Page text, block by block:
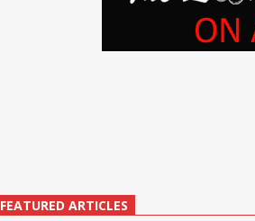
FEATURED ARTICLES